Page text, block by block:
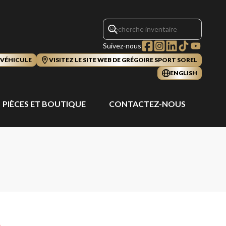
Suivez-nous
VISITEZ LE SITE WEB DE GRÉGOIRE SPORT SOREL
ENGLISH
PIÈCES ET BOUTIQUE CONTACTEZ-NOUS